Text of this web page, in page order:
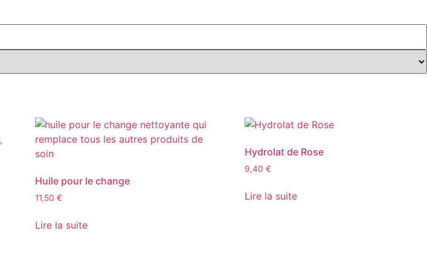
Huile pour le change
11,50 €
Lire la suite
Hydrolat de Rose
9,40€
Lire la suite